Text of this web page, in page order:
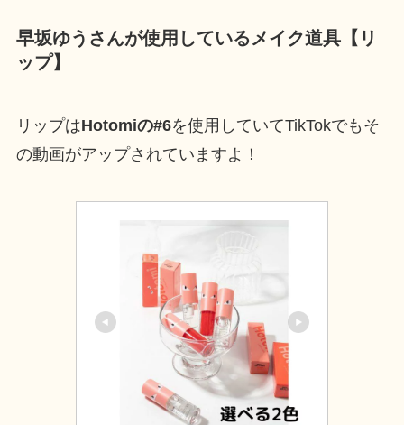
早坂ゆうさんが使用しているメイク道具【リ
ップ】
リップはHotomiの#6を使用していてTikTokでもそ
の動画がアップされていますよ！